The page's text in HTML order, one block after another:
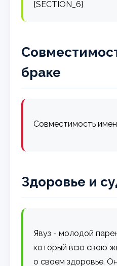
{SECTION_6}
браке
Совместимость
Здоровье и
Явуз - молодой
который всю свою
о своем здоровье.